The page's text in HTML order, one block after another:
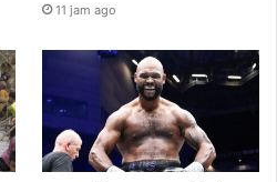
11 jam ago